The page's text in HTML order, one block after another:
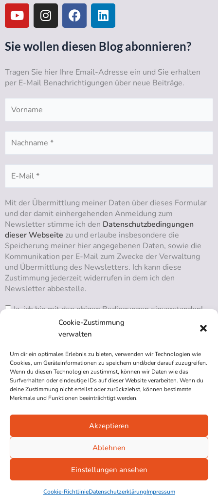
Cookie-Zustimmung
verwalten
Um dir ein optimales Erlebnis zu bieten, verwenden wir Technologien wie
Cookies, um Geräteinformationen zu speichern und/oder darauf zuzugreifen.
Wenn du diesen Technologien zustimmst, können wir Daten wie das
Surfverhalten oder eindeutige IDs auf dieser Website verarbeiten. Wenn du
deine Zustimmung nicht erteilst oder zurückziehst, können bestimmte
Merkmale und Funktionen beeinträchtigt werden.
Akzeptieren
Ablehnen
Einstellungen ansehen
Cookie-RichtlinieDatenschutzerklärungImpressum
Y
o
u
t
u
e
I
n
s
t
a
r
a
m
F
a
c
e
b
o
o
k
L
i
n
k
e
d
i
n
Sie wollen diesen Blog abonnieren?
Tragen Sie hier Ihre Email-Adresse ein und Sie erhalten
per E-Mail Benachrichtigungen über neue Beiträge.
Mit der Übermittlung meiner Daten über dieses Formular
und der damit einhergehenden Anmeldung zum
Newsletter stimme ich den Datenschutzbedingungen
dieser Webseite zu und erlaube insbesondere die
Speicherung meiner hier angegebenen Daten, sowie die
Kommunikation per E-Mail zum Zwecke der Verwaltung
und Übermittlung des Newsletters. Ich kann diese
Zustimmung jederzeit widerrufen in dem ich den
Newsletter abbestelle.
Ja, ich bin mit den obigen Bedingungen einverstanden!
RSS ABONNIEREN
Cookie-Richtlinie (EU)
© 2026 Blindgaengerin.com